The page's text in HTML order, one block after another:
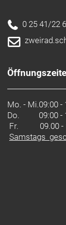
0 25 41/22
Mo. - Mi.09:00 -
Do.
09:00 -
Fr. 09.00 -
Samstags